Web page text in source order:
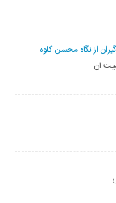
از نگاه محسن کاوه
آن